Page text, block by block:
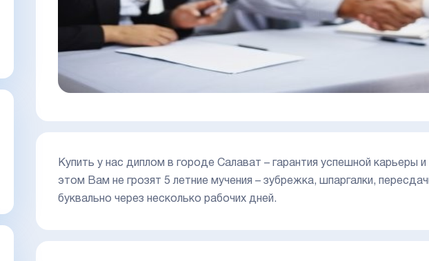
Купить у нас диплом в городе Салават – гарантия успешной карьеры
этом Вам не грозят 5 летние мучения – зубрежка, шпаргалки,
буквально через несколько рабочих дней.